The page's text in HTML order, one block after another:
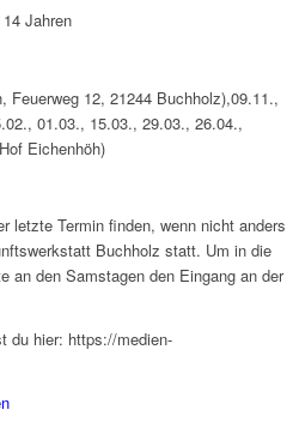
Jahren
Feuerweg 12, 21244 Buchholz),09.11.,
01.03., 15.03., 29.03., 26.04.,
Eichenhöh)
letzte Termin finden, wenn nicht anders
Buchholz statt. Um in die
an den Samstagen den Eingang an der
du hier: https://medien-